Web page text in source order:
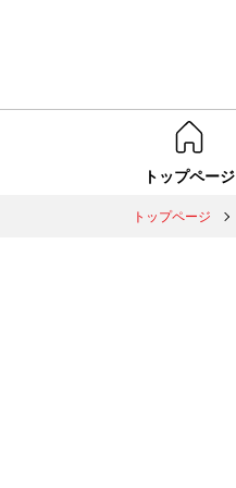
トップページ
トップページ